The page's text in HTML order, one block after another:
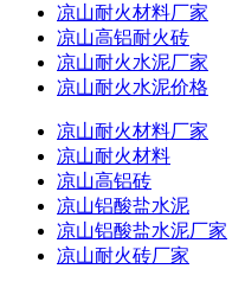
凉山耐火材料厂家
凉山高铝耐火砖
凉山耐火水泥厂家
凉山耐火水泥价格
凉山耐火材料厂家
凉山耐火材料
凉山高铝砖
凉山铝酸盐水泥
凉山铝酸盐水泥厂家
凉山耐火砖厂家